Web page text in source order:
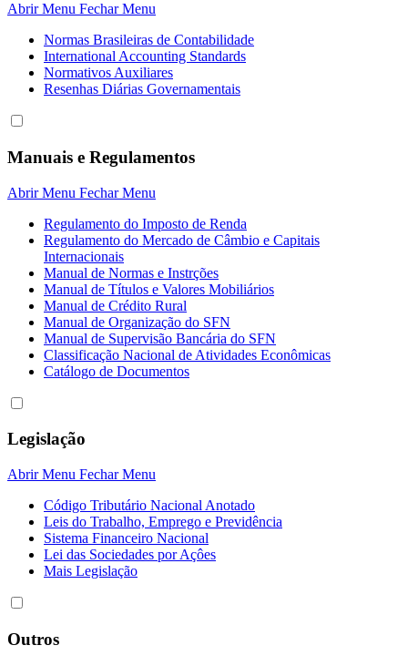
Abrir Menu Fechar Menu
Normas Brasileiras de Contabilidade
International Accounting Standards
Normativos Auxiliares
Resenhas Diárias Governamentais
Manuais e Regulamentos
Abrir Menu Fechar Menu
Regulamento do Imposto de Renda
Regulamento do Mercado de Câmbio e Capitais
Internacionais
Manual de Normas e Instrções
Manual de Títulos e Valores Mobiliários
Manual de Crédito Rural
Manual de Organização do SFN
Manual de Supervisão Bancária do SFN
Classificação Nacional de Atividades Econômicas
Catálogo de Documentos
Legislação
Abrir Menu Fechar Menu
Código Tributário Nacional Anotado
Leis do Trabalho, Emprego e Previdência
Sistema Financeiro Nacional
Lei das Sociedades por Açôes
Mais Legislação
Outros